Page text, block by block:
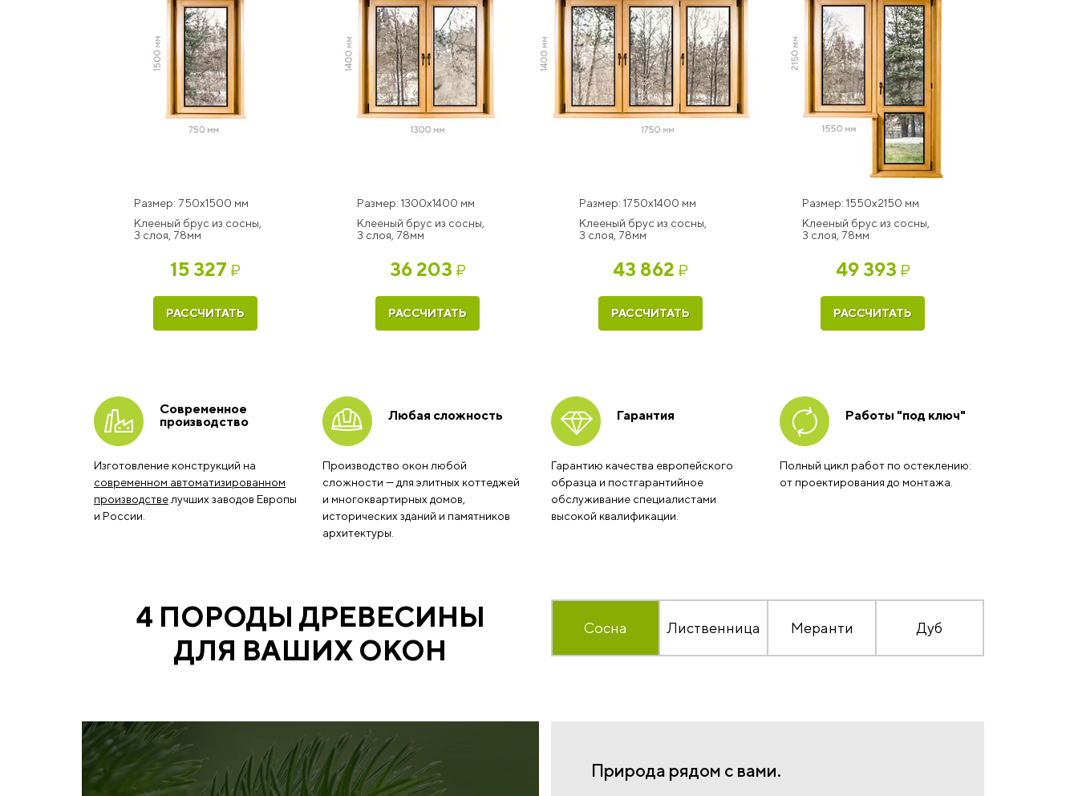
Размер: 750x1500 мм
Клееный брус из сосны,
3 слоя, 78мм
15 327 ₽
РАССЧИТАТЬ
Размер: 1300x1400 мм
Клееный брус из сосны,
3 слоя, 78мм
36 203 ₽
РАССЧИТАТЬ
Размер: 1750x1400 мм
Клееный брус из сосны,
3 слоя, 78мм
43 862 ₽
РАССЧИТАТЬ
Размер: 1550x2150 мм
Клееный брус из сосны,
3 слоя, 78мм
49 393 ₽
РАССЧИТАТЬ
Современное
производство
Изготовление конструкций на
современном автоматизированном
производстве лучших заводов Европы
и России.
Любая сложность
Производство окон любой
сложности — для элитных коттеджей
и многоквартирных домов,
исторических зданий и памятников
архитектуры.
Гарантия
Гарантию качества европейского
образца и постгарантийное
обслуживание специалистами
высокой квалификации.
Работы "под ключ"
Полный цикл работ по остеклению:
от проектирования до монтажа.
4 ПОРОДЫ ДРЕВЕСИНЫ
ДЛЯ ВАШИХ ОКОН
Сосна Лиственница Меранти Дуб
Природа рядом с вами.